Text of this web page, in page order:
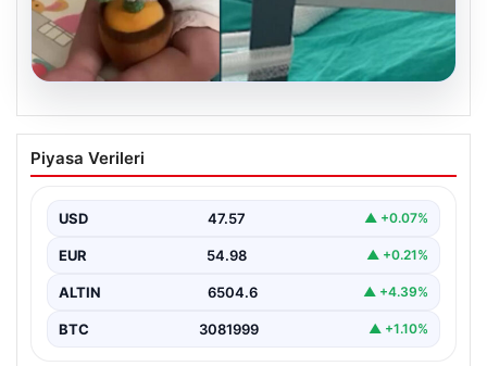
Domates konservesi bomba gibi patladı,
9 aylık bebeğin vücudu yandı
Piyasa Verileri
USD 47.57 ▲ +0.07%
EUR 54.98 ▲ +0.21%
ALTIN 6504.6 ▲ +4.39%
BTC 3081999 ▲ +1.10%